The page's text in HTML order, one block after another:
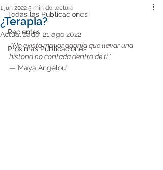
Todas las Publicaciones
Recientes
Próximas Publicaciones
¿Terapia?
1 jun 20225 min de lectura
Actualizado: 21 ago 2022
“No existe mayor agonía que llevar una
historia no contada dentro de ti."
— Maya Angelou*